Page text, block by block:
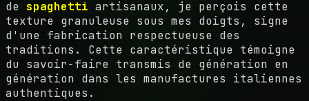
de spaghetti artisanaux, je perçois cette
texture granuleuse sous mes doigts, signe
d'une fabrication respectueuse des
traditions. Cette caractéristique témoigne
du savoir-faire transmis de génération en
génération dans les manufactures italiennes
authentiques.